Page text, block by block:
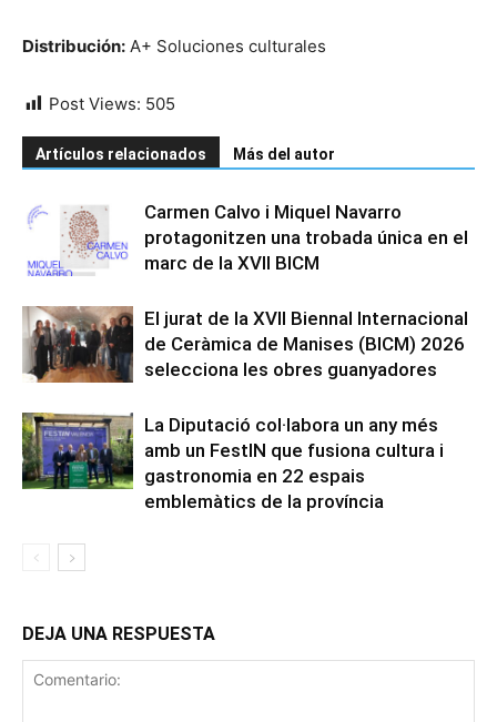
Distribución: A+ Soluciones culturales
Post Views: 505
Artículos relacionados Más del autor
Carmen Calvo i Miquel Navarro
protagonitzen una trobada única en el
marc de la XVII BICM
El jurat de la XVII Biennal Internacional
de Ceràmica de Manises (BICM) 2026
selecciona les obres guanyadores
La Diputació col·labora un any més
amb un FestIN que fusiona cultura i
gastronomia en 22 espais
emblemàtics de la província
DEJA UNA RESPUESTA